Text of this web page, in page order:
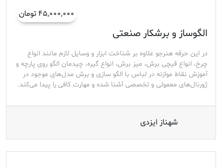
۴۵,۰۰۰,۰۰۰ تومان
الگوساز و برشکار صنعتی
در این حرفه هنرجو علاوه بر شناخت ابزار و وسایل لازم مانند انواع
چرخ، انواع قیچی برش، میز برش، انواع گیره، چیدمان الگو روی پارچه و
آموزش نقاط موازنه در لباس با الگو سازی و برش مدل‌های موجود در
ژورنال‌های معمولی و تخصصی آشنا شده و مهارت کافی را پیدا می‌کند.
شهناز ایزدی